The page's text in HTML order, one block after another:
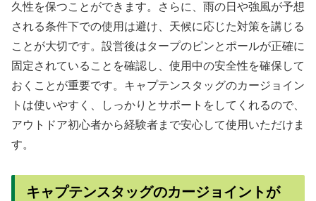
久性を保つことができます。さらに、雨の日や強風が予想
される条件下での使用は避け、天候に応じた対策を講じる
ことが大切です。設営後はタープのピンとポールが正確に
固定されていることを確認し、使用中の安全性を確保して
おくことが重要です。キャプテンスタッグのカージョイン
トは使いやすく、しっかりとサポートをしてくれるので、
アウトドア初心者から経験者まで安心して使用いただけま
す。
キャプテンスタッグのカージョイントが